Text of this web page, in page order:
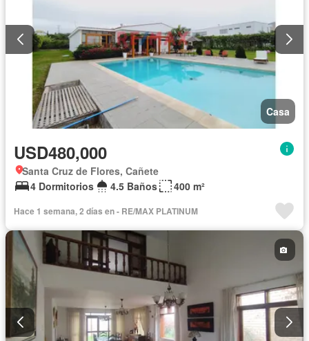
Casa
USD480,000
Santa Cruz de Flores, Cañete
4 Dormitorios
4.5 Baños 400 m²
Hace 1 semana, 2 días en - RE/MAX PLATINUM